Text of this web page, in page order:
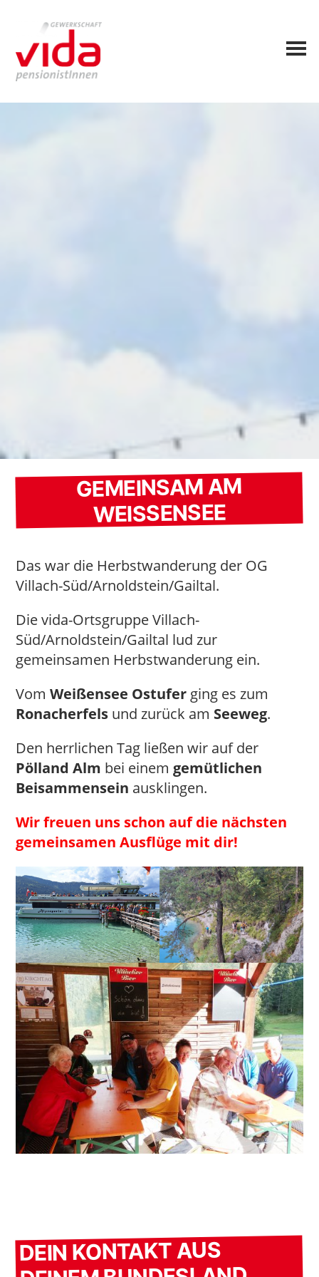
GEMEINSAM AM
WEISSENSEE
Das war die Herbstwanderung der OG
Villach-Süd/Arnoldstein/Gailtal.
Die vida-Ortsgruppe Villach-
Süd/Arnoldstein/Gailtal lud zur
gemeinsamen Herbstwanderung ein.
VomWeißensee Ostuferging es zum
Ronacherfels und zurück am Seeweg.
Den herrlichen Tag ließen wir auf der
Pölland Alm bei einem gemütlichen
Beisammensein ausklingen.
Wir freuen uns schon auf die nächsten
gemeinsamen Ausflüge mit dir!
DEIN KONTAKT AUS